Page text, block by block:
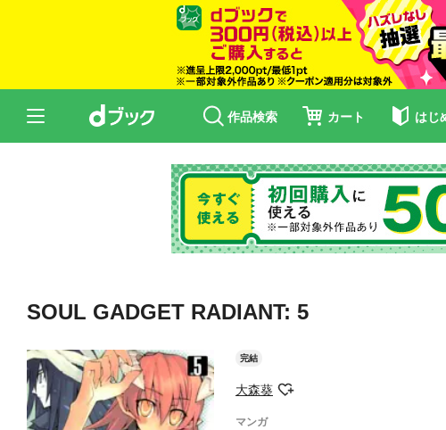
作品検索 カート はじ
SOUL GADGET RADIANT: 5
完結
大森葵
マンガ